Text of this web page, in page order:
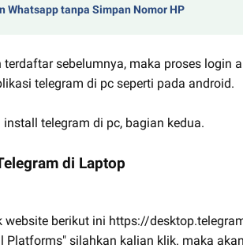
Whatsapp tanpa Simpan Nomor HP
sebelumnya, maka proses login
telegram di pc seperti pada android.
telegram di pc, bagian kedua.
di Laptop
website berikut ini https://
Platforms" silahkan kalian klik. maka